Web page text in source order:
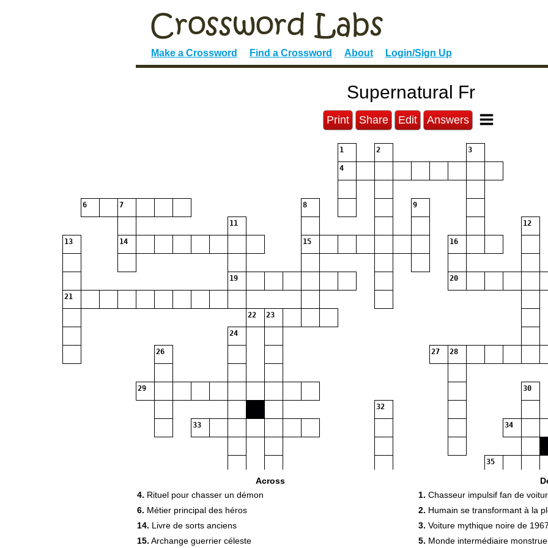
Make a Crossword Find a Crossword About Login/Sign Up
Supernatural Fr
Print Share Edit Answers
1 2 3
4
6 7 8 9
11 12
13 14 15 16
19 20
21
22 23
24
26 27 28
29 30
32
33 34
35
36
Across
4. Rituel pour chasser un démon
6. Métier principal des héros
14. Livre de sorts anciens
15. Archange guerrier céleste
1. Chasseur impulsif fan de
2. Humain se transformant à la
3. Voiture mythique noire de 1967
5. Monde intermédiaire